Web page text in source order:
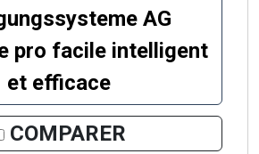
AG
pro facile intelligent
et efficace
COMPARER